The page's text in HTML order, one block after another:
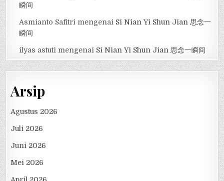
瞬间
Asmianto Safitri mengenai Si Nian Yi Shun Jian 思念一
瞬间
ilyas astuti mengenai Si Nian Yi Shun Jian 思念一瞬间
Arsip
Agustus 2026
Juli 2026
Juni 2026
Mei 2026